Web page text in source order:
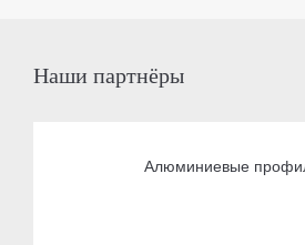
Наши партнёры
Алюминиевые